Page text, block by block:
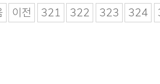
이전 321 322 323 324